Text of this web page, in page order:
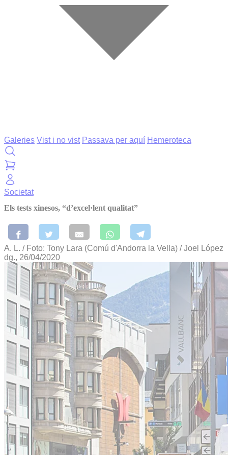
Galeries Vist i no vist Passava per aquí Hemeroteca
Societat
Els tests xinesos, “d’excel·lent qualitat”
A. L. / Foto: Tony Lara (Comú d'Andorra la Vella) / Joel López
dg., 26/04/2020